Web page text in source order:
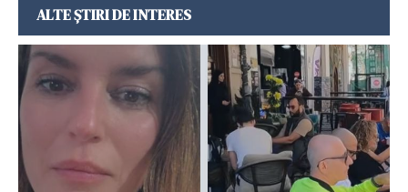
ALTE ȘTIRI DE INTERES